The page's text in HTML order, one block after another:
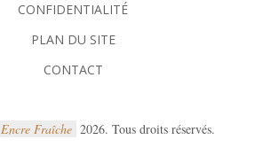
CONFIDENTIALITÉ
PLAN DU SITE
CONTACT
Encre Fraîche 2026. Tous droits réservés.